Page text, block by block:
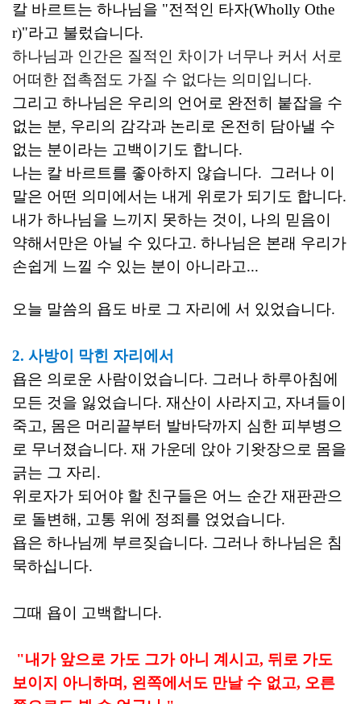
칼 바르트는 하나님을 "전적인 타자(Wholly Othe
r)"라고 불렀습니다.
하나님과 인간은 질적인 차이가 너무나 커서 서로
어떠한 접촉점도 가질 수 없다는 의미입니다.
그리고 하나님은 우리의 언어로 완전히 붙잡을 수
없는 분, 우리의 감각과 논리로 온전히 담아낼 수
없는 분이라는 고백이기도 합니다.
나는 칼 바르트를 좋아하지 않습니다. 그러나 이
말은 어떤 의미에서는 내게 위로가 되기도 합니다.
내가 하나님을 느끼지 못하는 것이, 나의 믿음이
약해서만은 아닐 수 있다고. 하나님은 본래 우리가
손쉽게 느낄 수 있는 분이 아니라고...
오늘 말씀의 욥도 바로 그 자리에 서 있었습니다.
2. 사방이 막힌 자리에서
욥은 의로운 사람이었습니다. 그러나 하루아침에
모든 것을 잃었습니다. 재산이 사라지고, 자녀들이
죽고, 몸은 머리끝부터 발바닥까지 심한 피부병으
로 무너졌습니다. 재 가운데 앉아 기왓장으로 몸을
긁는 그 자리.
위로자가 되어야 할 친구들은 어느 순간 재판관으
로 돌변해, 고통 위에 정죄를 얹었습니다.
욥은 하나님께 부르짖습니다. 그러나 하나님은 침
묵하십니다.
그때 욥이 고백합니다.
"내가 앞으로 가도 그가 아니 계시고, 뒤로 가도
보이지 아니하며, 왼쪽에서도 만날 수 없고, 오른